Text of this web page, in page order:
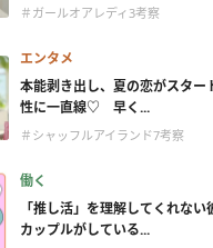
＃ガールオアレディ3考察
エンタメ
本能剥き出し、夏の恋がスタ
性に一直線♡ 早く...
＃シャッフルアイランド7考察
働く
「推し活」を理解してくれない
カップルがしている...